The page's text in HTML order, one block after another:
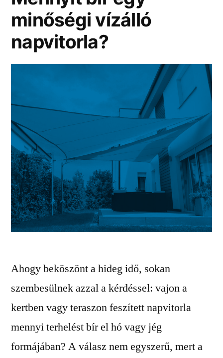
minőségi vízálló
napvitorla?
Ahogy beköszönt a hideg idő, sokan
szembesülnek azzal a kérdéssel: vajon a
kertben vagy teraszon feszített napvitorla
mennyi terhelést bír el hó vagy jég
formájában? A válasz nem egyszerű, mert a